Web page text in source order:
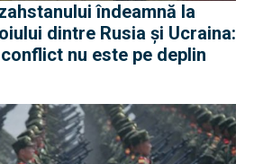
îndeamnă la
dintre Rusia și Ucraina:
nu este pe deplin